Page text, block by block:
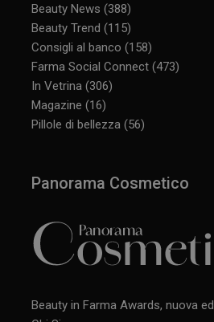
Beauty News (388)
Beauty Trend (115)
Consigli al banco (158)
Farma Social Connect (473)
In Vetrina (306)
Magazine (16)
Pillole di bellezza (56)
Panorama Cosmetico
Beauty in Farma Awards, nuova
_ga_YJ0035S3E9